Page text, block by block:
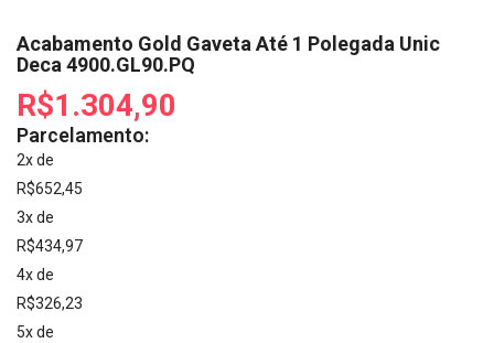
Acabamento Gold Gaveta Até 1 Polegada Unic
Deca 4900.GL90.PQ
R$1.304,90
Parcelamento:
2x de
R$652,45
3x de
R$434,97
4x de
R$326,23
5x de